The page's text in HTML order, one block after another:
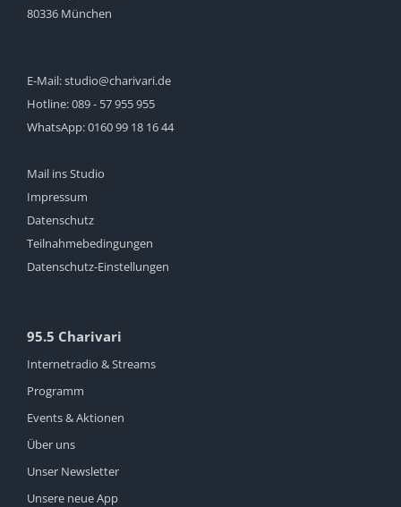
80336 München
E-Mail:studio@charivari.de
Hotline:089 - 57 955 955
WhatsApp:0160 99 18 16 44
Mail ins Studio
Impressum
Datenschutz
Teilnahmebedingungen
Datenschutz-Einstellungen
95.5 Charivari
Internetradio & Streams
Programm
Events & Aktionen
Über uns
Unser Newsletter
Unsere neue App